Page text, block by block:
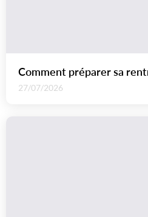
Comment préparer sa
27/07/2026